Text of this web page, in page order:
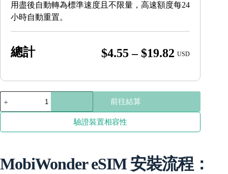
用盡後自動轉為標準速度且不限量，高速額度每24
小時自動重置。
總計 $4.55 – $19.82 Price
$4.55
through
$19.82
USD
越
南
數
前往結算
驗證裝置相容性
MobiWonder eSIM 安裝流程：